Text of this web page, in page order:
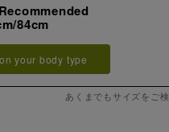
84cm
your body type
あくまでもサイズをご